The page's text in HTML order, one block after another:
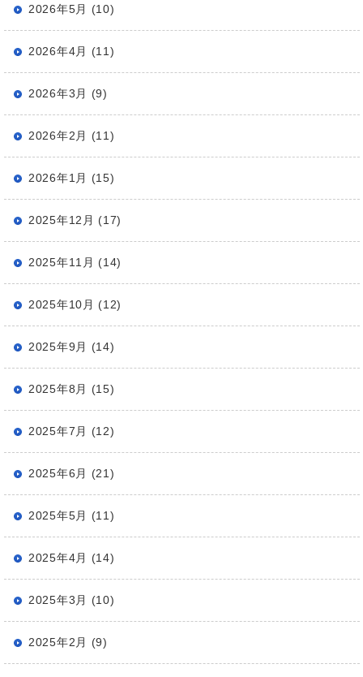
2026年5月 (10)
2026年4月 (11)
2026年3月 (9)
2026年2月 (11)
2026年1月 (15)
2025年12月 (17)
2025年11月 (14)
2025年10月 (12)
2025年9月 (14)
2025年8月 (15)
2025年7月 (12)
2025年6月 (21)
2025年5月 (11)
2025年4月 (14)
2025年3月 (10)
2025年2月 (9)